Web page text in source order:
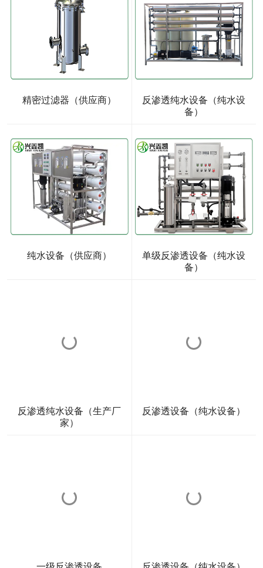
精密过滤器（供应商）
反渗透纯水设备（纯水设
备）
纯水设备（供应商）
单级反渗透设备（纯水设
备）
反渗透纯水设备（生产厂
家）
反渗透设备（纯水设备）